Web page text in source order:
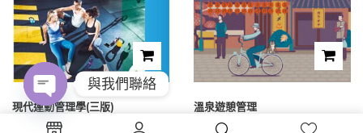
現代運動管理學(三版) 溫泉遊憩管理
與我們聯絡
Open